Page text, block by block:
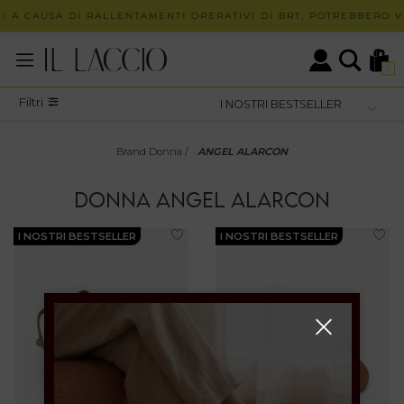
A CAUSA DI RALLENTAMENTI OPERATIVI DI BRT, POTREBBERO
0
Filtri
Brand Donna / ANGEL ALARCON
DONNA ANGEL ALARCON
I NOSTRI BESTSELLER I NOSTRI BESTSELLER